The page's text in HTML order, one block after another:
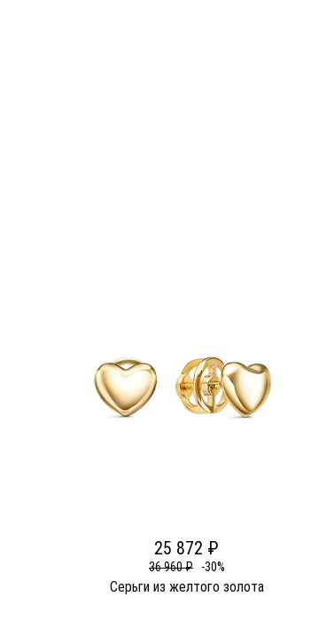
25 872 ₽
36 960 ₽ -30%
Серьги из желтого золота